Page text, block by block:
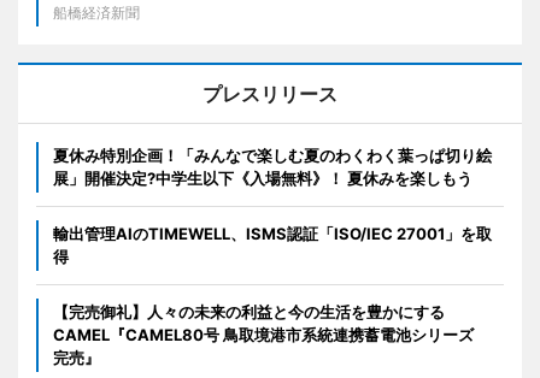
船橋経済新聞
プレスリリース
夏休み特別企画！「みんなで楽しむ夏のわくわく葉っぱ切り絵
展」開催決定?中学生以下《入場無料》！ 夏休みを楽しもう
輸出管理AIのTIMEWELL、ISMS認証「ISO/IEC 27001」を取
得
【完売御礼】人々の未来の利益と今の生活を豊かにする
CAMEL『CAMEL80号 鳥取境港市系統連携蓄電池シリーズ
完売』